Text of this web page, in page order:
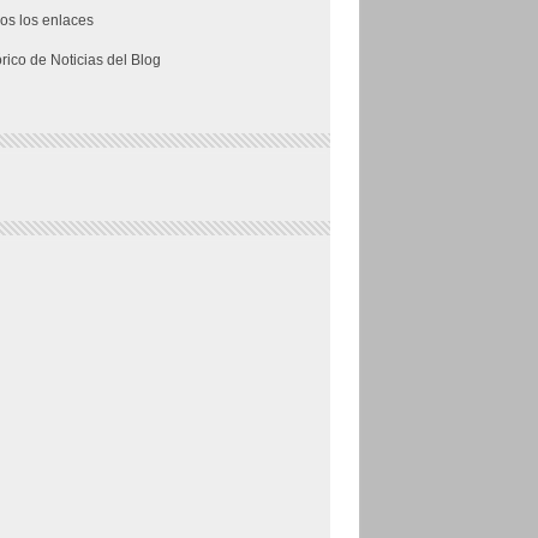
los enlaces
de Noticias del Blog